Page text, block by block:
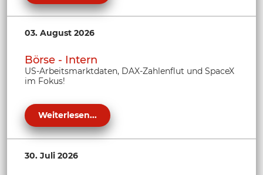
03. August 2026
Börse - Intern
US-Arbeitsmarktdaten, DAX-Zahlenflut und SpaceX
im Fokus!
Weiterlesen...
30. Juli 2026